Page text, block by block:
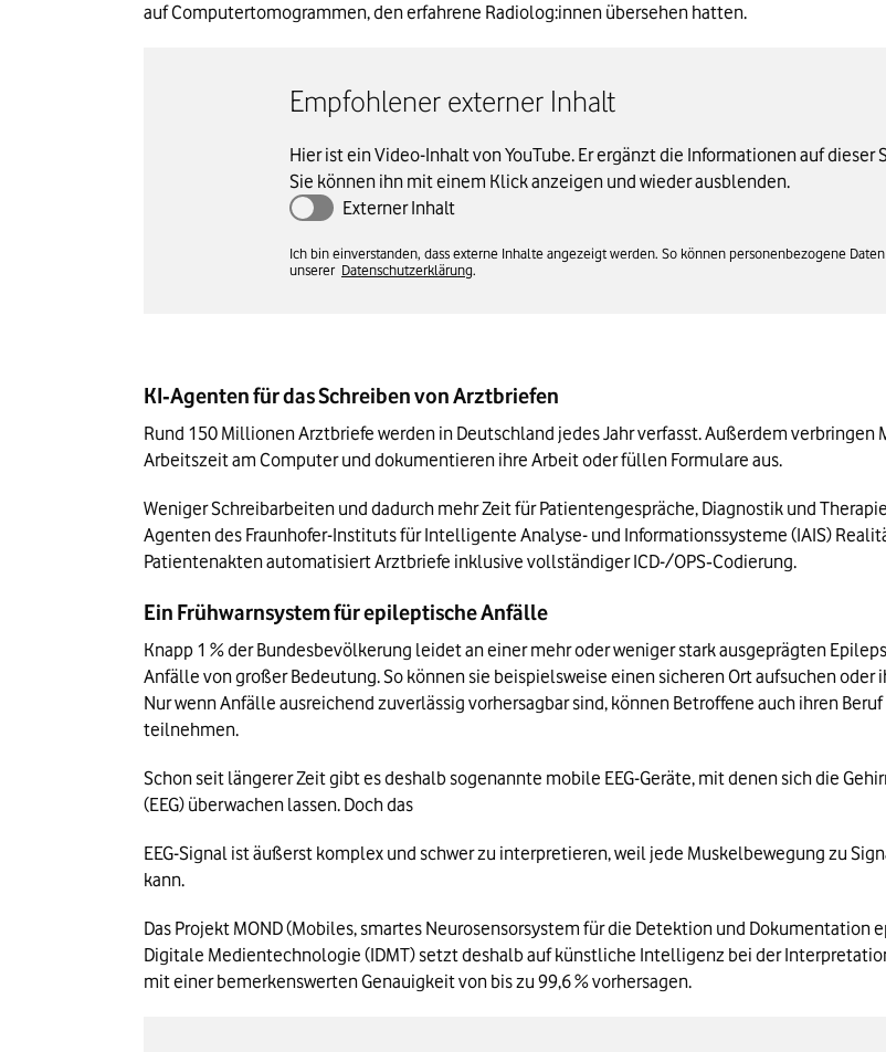
auf Computertomogrammen, den erfahrene Radiolog:innen übersehen hatten.
Empfohlener externer Inhalt
Hier ist ein Video-Inhalt von YouTube. Er ergänzt die Informationen auf dieser
Sie können ihn mit einem Klick anzeigen und wieder ausblenden.
Externer Inhalt
Ich bin einverstanden, dass externe Inhalte angezeigt werden. So können personenbezogene
unserer Datenschutzerklärung.
KI‑Agenten für das Schreiben von Arztbriefen
Rund 150 Millionen Arztbriefe werden in Deutschland jedes Jahr verfasst. Außerdem
Arbeitszeit am Computer und dokumentieren ihre Arbeit oder füllen Formulare aus.
Weniger Schreibarbeiten und dadurch mehr Zeit für Patientengespräche, Diagnostik und
Agenten des Fraunhofer-Instituts für Intelligente Analyse- und Informationssysteme (IAIS)
Patientenakten automatisiert Arztbriefe inklusive vollständiger ICD-/OPS‑Codierung.
Ein Frühwarnsystem für epileptische Anfälle
Knapp 1 % der Bundesbevölkerung leidet an einer mehr oder weniger stark ausgeprägten
Anfälle von großer Bedeutung. So können sie beispielsweise einen sicheren Ort aufsuchen
Nur wenn Anfälle ausreichend zuverlässig vorhersagbar sind, können Betroffene auch ihren
teilnehmen.
Schon seit längerer Zeit gibt es deshalb sogenannte mobile EEG-Geräte, mit denen sich die
(EEG) überwachen lassen. Doch das
EEG-Signal ist äußerst komplex und schwer zu interpretieren, weil jede Muskelbewegung zu
kann.
Das Projekt MOND (Mobiles, smartes Neurosensorsystem für die Detektion und
Digitale Medientechnologie (IDMT) setzt deshalb auf künstliche Intelligenz bei der
mit einer bemerkenswerten Genauigkeit von bis zu 99,6 % vorhersagen.